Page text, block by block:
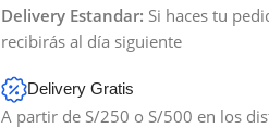
Delivery Estandar: Si haces tu
recibirás al día siguiente
Delivery Gratis
A partir de S/250 o S/500 en los